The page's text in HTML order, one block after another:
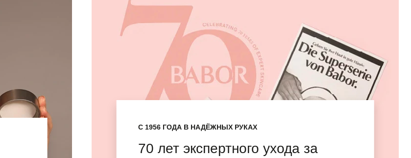
С 1956 ГОДА В НАДЁЖНЫХ РУКАХ
70 лет экспертного ухода за